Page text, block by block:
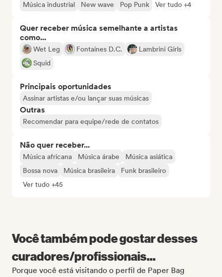
Música industrial
New wave Pop Punk Ver tudo +4
Quer receber música semelhante a artistas
como...
Wet Leg Fontaines D.C.
Lambrini Girls
Squid
Principais oportunidades
Assinar artistas e/ou lançar suas músicas
Outras
Recomendar para equipe/rede de contatos
Não quer receber...
Música africana Música árabe
Música asiática
Bossa nova
Música brasileira
Funk brasileiro
Ver tudo +45
Você também pode gostar desses
curadores/profissionais...
Porque você está visitando o perfil de Paper Bag